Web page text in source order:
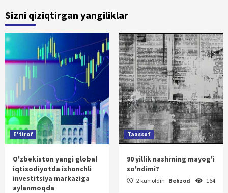
Sizni qiziqtirgan yangiliklar
E'tirof
O'zbekiston yangi global
iqtisodiyotda ishonchli
investitsiya markaziga
aylanmoqda
Taassuf
90 yillik nashrning mayog'i
so'ndimi?
2 kun oldin Behzod 164